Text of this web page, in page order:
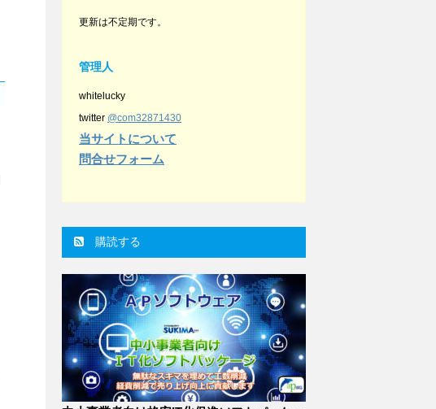
更新は不定期です。
管理人
whitelucky
twitter @com32871430
当サイトについて
問合せフォーム
購読する